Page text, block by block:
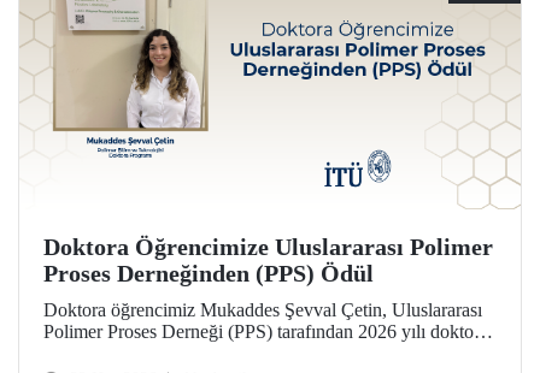
Doktora Öğrencimize Uluslararası Polimer
Proses Derneğinden (PPS) Ödül
Doktora öğrencimiz Mukaddes Şevval Çetin, Uluslararası
Polimer Proses Derneği (PPS) tarafından 2026 yılı doktora